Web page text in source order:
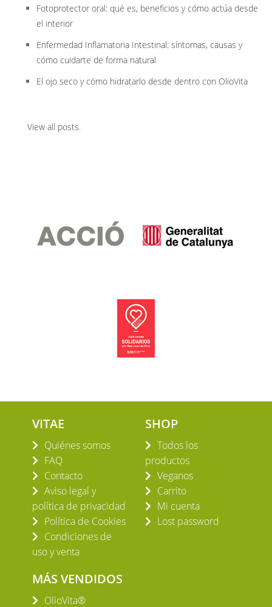
Fotoprotector oral: qué es, beneficios y cómo actúa desde
el interior
Enfermedad Inflamatoria Intestinal: síntomas, causas y
cómo cuidarte de forma natural
El ojo seco y cómo hidratarlo desde dentro con OlioVita
View all posts.
VITAE
Quiénes somos
FAQ
Contacto
Aviso legal y
política de privacidad
Política de Cookies
Condiciones de
uso y venta
SHOP
Todos los
productos
Veganos
Carrito
Mi cuenta
Lost password
MÁS VENDIDOS
OlioVita®